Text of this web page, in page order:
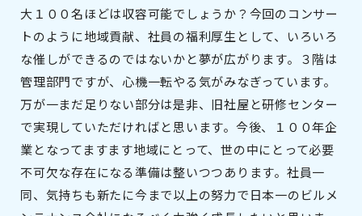
大１００名ほどは収容可能でしょうか？今回のコンサー
トのように地域貢献、社員の福利厚生として、いろいろ
な催しができるのではないかと夢が広がります。３階は
管理部門ですが、心機一転やる気がみなぎっています。
万が一まだ足りない部分は是非、旧社屋と研修センター
で実現していただければと思います。今後、１００年企
業となってますます地域にとって、世の中にとって必要
不可欠な存在になる準備は整いつつあります。社員一
同、気持ちも新たに今まで以上の努力で日本一のビルメ